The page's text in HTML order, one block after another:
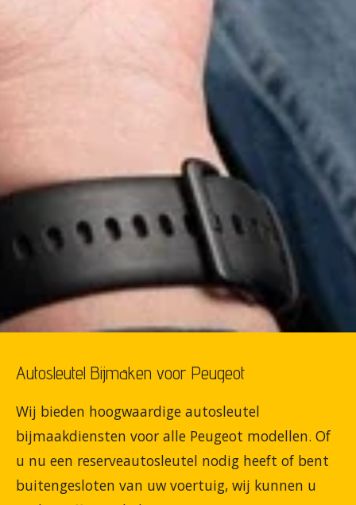
Autosleutel Bijmaken voor Peugeot
Wij bieden hoogwaardige autosleutel
bijmaakdiensten voor alle Peugeot modellen. Of
u nu een reserveautosleutel nodig heeft of bent
buitengesloten van uw voertuig, wij kunnen u